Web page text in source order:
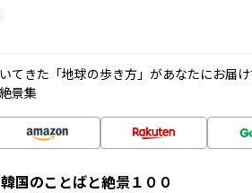
てきた「地球の歩き方」があなたにお届
景集
国のことばと絶景１００